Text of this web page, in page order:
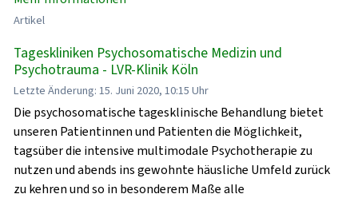
Artikel
Tageskliniken Psychosomatische Medizin und
Psychotrauma - LVR-Klinik Köln
Letzte Änderung: 15. Juni 2020, 10:15 Uhr
Die psychosomatische tagesklinische Behandlung bietet
unseren Patientinnen und Patienten die Möglichkeit,
tagsüber die intensive multimodale Psychotherapie zu
nutzen und abends ins gewohnte häusliche Umfeld zurück
zu kehren und so in besonderem Maße alle